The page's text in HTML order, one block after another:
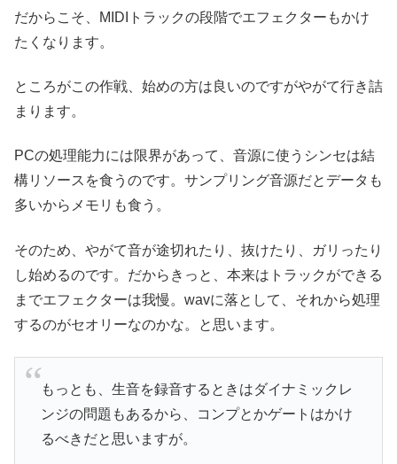
だからこそ、MIDIトラックの段階でエフェクターもかけ
たくなります。
ところがこの作戦、始めの方は良いのですがやがて行き詰
まります。
PCの処理能力には限界があって、音源に使うシンセは結
構リソースを食うのです。サンプリング音源だとデータも
多いからメモリも食う。
そのため、やがて音が途切れたり、抜けたり、ガリったり
し始めるのです。だからきっと、本来はトラックができる
までエフェクターは我慢。wavに落として、それから処理
するのがセオリーなのかな。と思います。
もっとも、生音を録音するときはダイナミックレ
ンジの問題もあるから、コンプとかゲートはかけ
るべきだと思いますが。